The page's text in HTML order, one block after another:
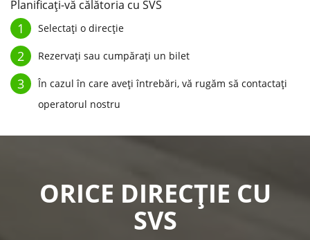
Planificați-vă călătoria cu SVS
1 Selectați o direcție
2 Rezervați sau cumpărați un bilet
3
În cazul în care aveți întrebări, vă rugăm să contactați
operatorul nostru
ORICE DIRECȚIE CU
SVS